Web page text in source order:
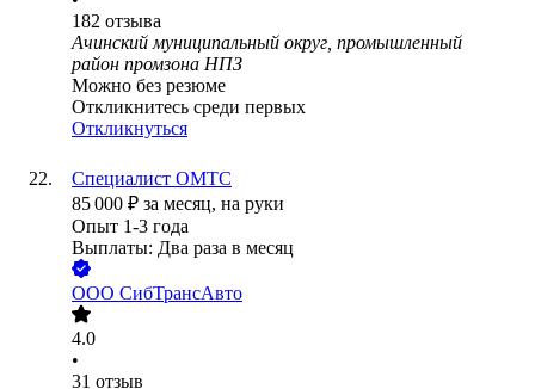
182 отзыва
Ачинский муниципальный округ, промышленный
район промзона НПЗ
Можно без резюме
Откликнитесь среди первых
Откликнуться
Специалист ОМТС
85 000 ₽ за месяц, на руки
Опыт 1-3 года
Выплаты: Два раза в месяц
ООО СибТрансАвто
4.0
•
31 отзыв